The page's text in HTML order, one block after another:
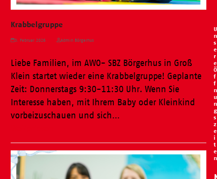
Krabbelgruppe
3. Februar 2026 Admin Börgerhus
Liebe Familien, im AWO- SBZ Börgerhus in Groß
Klein startet wieder eine Krabbelgruppe! Geplante
Zeit: Donnerstags 9:30-11:30 Uhr. Wenn Sie
Interesse haben, mit Ihrem Baby oder Kleinkind
vorbeizuschauen und sich…
U
n
s
e
r
e
Ö
f
f
n
u
n
g
s
z
e
i
t
e
n